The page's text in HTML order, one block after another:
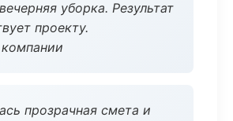
уборка. Результат
проекту.
прозрачная смета и